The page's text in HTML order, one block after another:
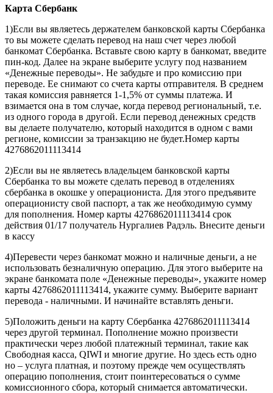
Карта Сбербанк
1)Если вы являетесь держателем банковской карты Сбербанка
то вы можете сделать перевод на наш счет через любой
банкомат Сбербанка. Вставьте свою карту в банкомат, введите
пин-код. Далее на экране выберите услугу под названием
«Денежные переводы». Не забудьте и про комиссию при
переводе. Ее снимают со счета карты отправителя. В среднем
такая комиссия равняется 1-1,5% от суммы платежа. И
взимается она в том случае, когда перевод региональный, т.е.
из одного города в другой. Если перевод денежных средств
вы делаете получателю, который находится в одном с вами
регионе, комиссии за транзакцию не будет.Номер карты
4276862011113414
2)Если вы не являетесь владельцем банковской карты
Сбербанка то вы можете сделать перевод в отделениях
сбербанка в окошке у операциониста. Для этого предъявите
операционисту свой паспорт, а так же необходимую сумму
для пополнения. Номер карты 4276862011113414 срок
действия 01/17 получатель Нургалиев Радэль. Внесите деньги
в кассу
4)Перевести через банкомат можно и наличные деньги, а не
использовать безналичную операцию. Для этого выберите на
экране банкомата поле «Денежные переводы», укажите номер
карты 4276862011113414, укажите сумму. Выберите вариант
перевода - наличными. И начинайте вставлять деньги.
5)Положить деньги на карту Сбербанка 4276862011113414
через другой терминал. Пополнение можно произвести
практически через любой платежный терминал, такие как
Свободная касса, QIWI и многие другие. Но здесь есть одно
но – услуга платная, и поэтому прежде чем осуществлять
операцию пополнения, стоит поинтересоваться о сумме
комиссионного сбора, который снимается автоматически.